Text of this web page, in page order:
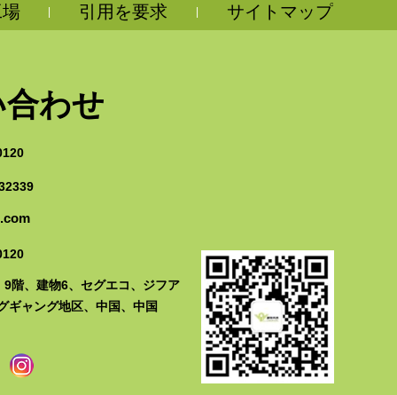
引用を要求 サイトマップ
わせ
9階、建物6、セグエコ、ジフア
ギャング地区、中国、中国